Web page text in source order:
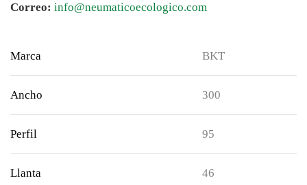
Correo: info@neumaticoecologico.com
Marca BKT
Ancho 300
Perfil 95
Llanta 46